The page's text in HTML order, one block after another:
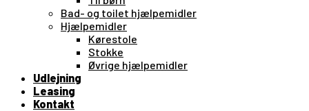
Bad- og toilet hjælpemidler
Hjælpemidler
Kørestole
Stokke
Øvrige hjælpemidler
Udlejning
Leasing
Kontakt